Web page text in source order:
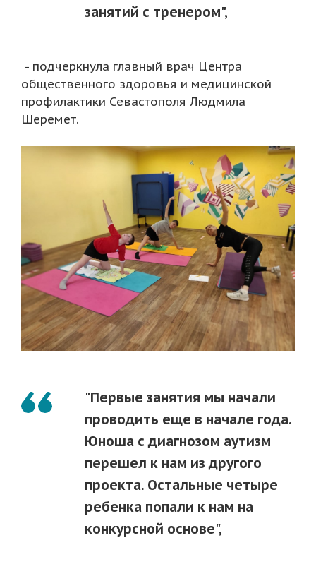
занятий с тренером",
- подчеркнула главный врач Центра
общественного здоровья и медицинской
профилактики Севастополя Людмила
Шеремет.
"Первые занятия мы начали
проводить еще в начале года.
Юноша с диагнозом аутизм
перешел к нам из другого
проекта. Остальные четыре
ребенка попали к нам на
конкурсной основе",